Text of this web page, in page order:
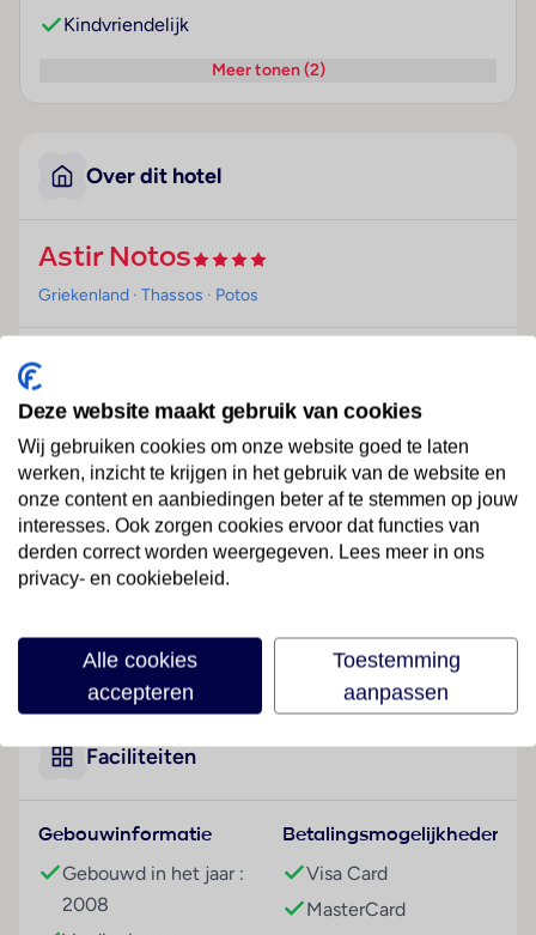
Kindvriendelijk
Meer tonen (2)
Over dit hotel
Astir Notos
Griekenland · Thassos · Potos
Ligging
Dit hotel ligt op ca. 250 m van een zand- en
kiezelstrand verwijderd, centraal in Potos.
Hotelfaciliteiten
Graag heet het hotel de gasten in een hotel met 2
verdiepingen met een lift en 29 niet-rokerskamers
welkom. Engels- en Duitstalig personeel bij de
receptie in de ontvangsthal is
Een bagagedepot en een kluis behoren tot de
faciliteiten van het verblijf. In de openbare ruimtes is
Wi-Fi verkrijgbaar. De tourdesk biedt ondersteuning
meerdere voor gehandicapten toegankelijke
het verblijf bevinden zich een mooie tuin en een
fraaie speelplaats. Tot de overige voorzieningen van
het hotel behoren een tv-ruimte, een speelkamer en
een bibliotheek. Wie met de auto komt, kan hem op
Lees meer
Faciliteiten
Gebouwinformatie
Gebouwd in het jaar :
2008
Betalingsmogelijkheden
Visa Card
MasterCard
Deze website maakt gebruik van cookies
Wij gebruiken cookies om onze website goed te laten
werken, inzicht te krijgen in het gebruik van de website en
onze content en aanbiedingen beter af te stemmen op jouw
interesses. Ook zorgen cookies ervoor dat functies van
derden correct worden weergegeven. Lees meer in ons
privacy- en cookiebeleid.
Alle cookies
accepteren
Toestemming
aanpassen